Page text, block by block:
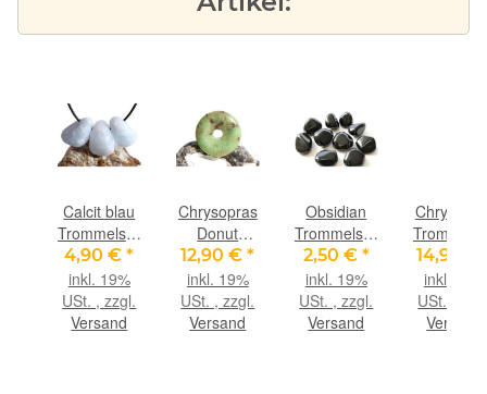
Calcit blau
Trommelsteine
gebohrt -
ca. 2,5 - 3
cm / ca. 10-
15 g/St
4,90 €*
inkl. 19%
USt. , zzgl.
Versand
Chrysopras
Donut
Edelstein
25 mm (5
mm stark) -
Rarität -
12,90 €*
inkl. 19%
USt. , zzgl.
Versand
Obsidian
Trommelsteine
-
Sonderqualität
- ca. 3 cm /
ca. 14 g/St
2,50 € *
inkl. 19%
USt. , zzgl.
Versand
gebohrt -
ca. 2,7
2,3 cm x
1,8 cm
14,90 €
inkl. 19%
USt. ,
Versand